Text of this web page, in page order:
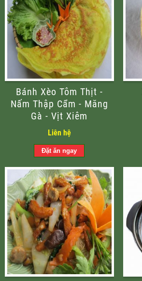
Bánh Xèo Tôm Thịt -
Nấm Thập Cẩm - Măng
Gà - Vịt Xiêm
Liên hệ